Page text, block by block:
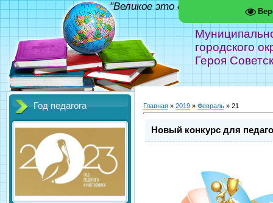
городского
Героя
"Великое это дело - школа!"
Год педагога Главная » 2019 » Февраль » 21
Новый конкурс для